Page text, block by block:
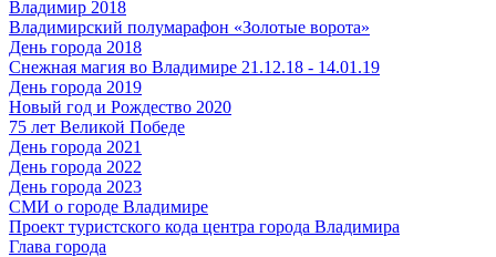
Владимир 2018
Владимирский полумарафон «Золотые ворота»
День города 2018
Снежная магия во Владимире 21.12.18 - 14.01.19
День города 2019
Новый год и Рождество 2020
75 лет Великой Победе
День города 2021
День города 2022
День города 2023
СМИ о городе Владимире
Проект туристского кода центра города Владимира
Глава города